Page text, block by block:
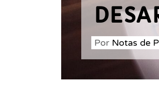
Por Notas de